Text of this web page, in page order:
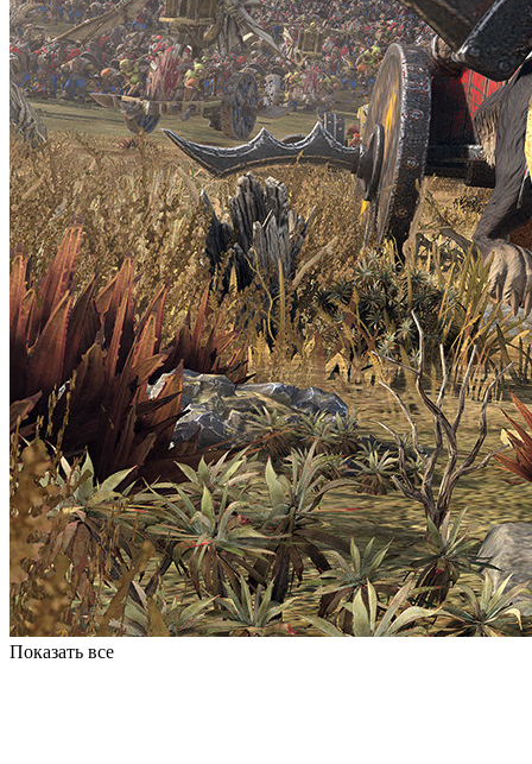
Показать все